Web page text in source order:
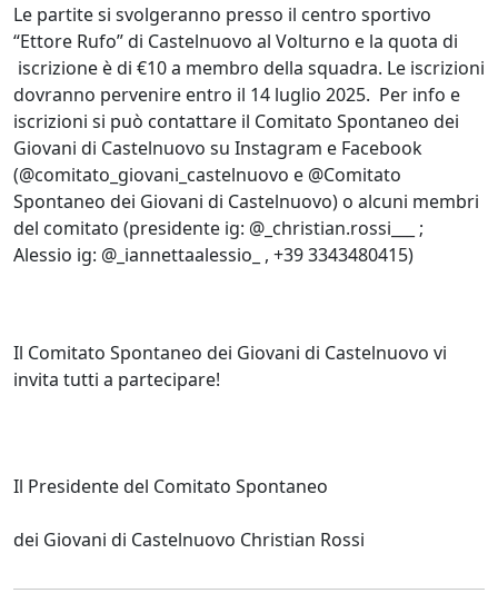
Le partite si svolgeranno presso il centro sportivo
“Ettore Rufo” di Castelnuovo al Volturno e la quota di
iscrizione è di €10 a membro della squadra. Le iscrizioni
dovranno pervenire entro il 14 luglio 2025. Per info e
iscrizioni si può contattare il Comitato Spontaneo dei
Giovani di Castelnuovo su Instagram e Facebook
(@comitato_giovani_castelnuovo e @Comitato
Spontaneo dei Giovani di Castelnuovo) o alcuni membri
del comitato (presidente ig: @_christian.rossi___ ;
Alessio ig: @_iannettaalessio_ , +39 3343480415)
Il Comitato Spontaneo dei Giovani di Castelnuovo vi
invita tutti a partecipare!
Il Presidente del Comitato Spontaneo
dei Giovani di Castelnuovo Christian Rossi